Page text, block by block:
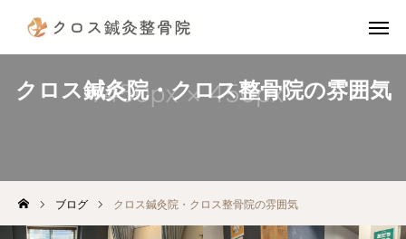
クロス鍼灸院・クロス整骨院の雰囲気
ブログ クロス鍼灸院・クロス整骨院の雰囲気
電話予約 公式LINE
診療案内（治療費）